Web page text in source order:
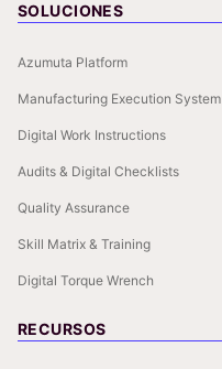
SOLUCIONES
Azumuta Platform
Manufacturing Execution System
Digital Work Instructions
Audits & Digital Checklists
Quality Assurance
Skill Matrix & Training
Digital Torque Wrench
RECURSOS